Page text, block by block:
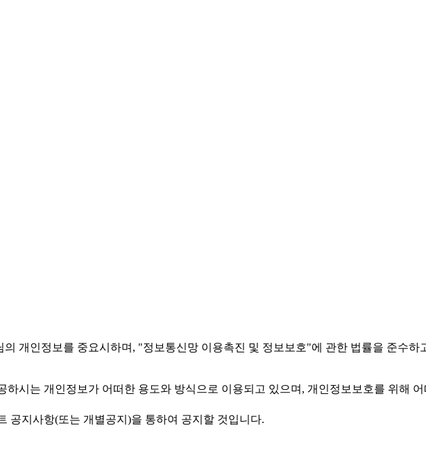
개인정보를 중요시하며, "정보통신망 이용촉진 및 정보보호"에 관한 법률을 준수하
시는 개인정보가 어떠한 용도와 방식으로 이용되고 있으며, 개인정보보호를 위해
공지사항(또는 개별공지)을 통하여 공지할 것입니다.